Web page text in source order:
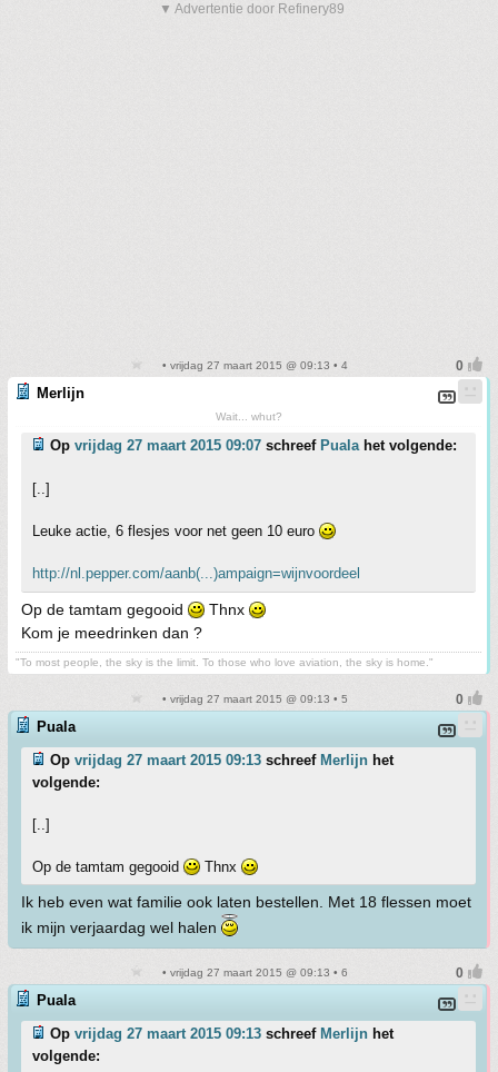
▼ Advertentie door Refinery89
• vrijdag 27 maart 2015 @ 09:13 • 4
Merlijn
Wait... whut?
Op vrijdag 27 maart 2015 09:07 schreef Pualahet volgende:
[..]
Leuke actie, 6 flesjes voor net geen 10 euro
http://nl.pepper.com/aanb(...)ampaign=wijnvoordeel
Op de tamtam gegooid
Thnx
Kom je meedrinken dan ?
"To most people, the sky is the limit. To those who love aviation, the sky is home."
• vrijdag 27 maart 2015 @ 09:13 • 5
Puala
Op vrijdag 27 maart 2015 09:13 schreef Merlijn het
volgende:
[..]
Op de tamtam gegooid Thnx
Ik heb even wat familie ook laten bestellen. Met 18 flessen moet
ik mijn verjaardag wel halen
• vrijdag 27 maart 2015 @ 09:13 • 6
Puala
Op vrijdag 27 maart 2015 09:13 schreef Merlijn het
volgende: